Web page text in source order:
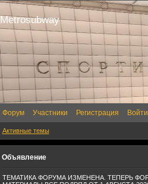
Metrosubway
Форум Участники Регистрация Войти
Активные темы
Объявление
ТЕМАТИКА ФОРУМА ИЗМЕНЕНА. ТЕПЕРЬ